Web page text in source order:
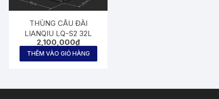
THÙNG CÂU ĐÀI
LIANQIU LQ-S2 32L
2,100,000₫
THÊM VÀO GIỎ HÀNG